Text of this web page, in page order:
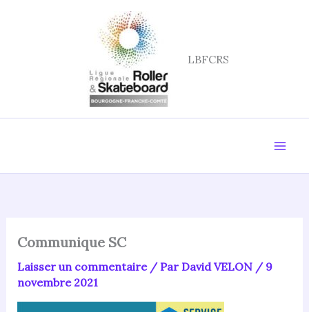
LBFCRS
Communique SC
Laisser un commentaire / Par David VELON / 9
novembre 2021